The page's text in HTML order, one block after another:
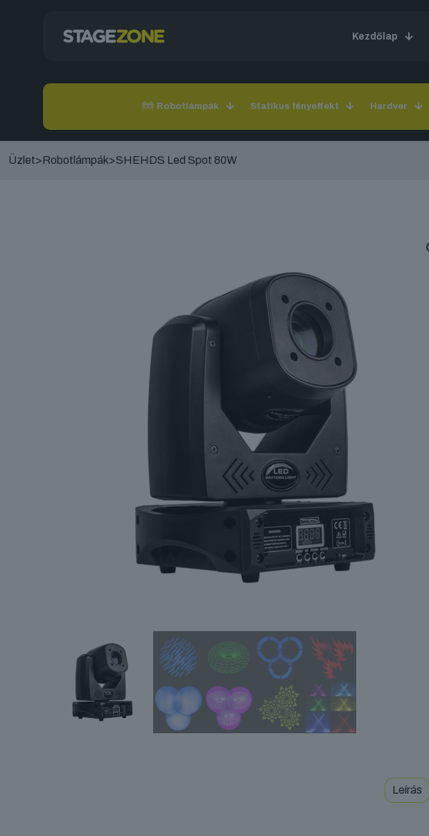
Kezdőlap
Robotlámpák Statikus fényeffekt Hardver
Üzlet>Robotlámpák>SHEHDS Led Spot 80W
Leírás